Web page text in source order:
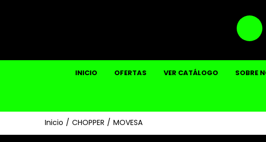
INICIO OFERTAS VER CATÁLOGO SOBRE
Inicio CHOPPER MOVESA